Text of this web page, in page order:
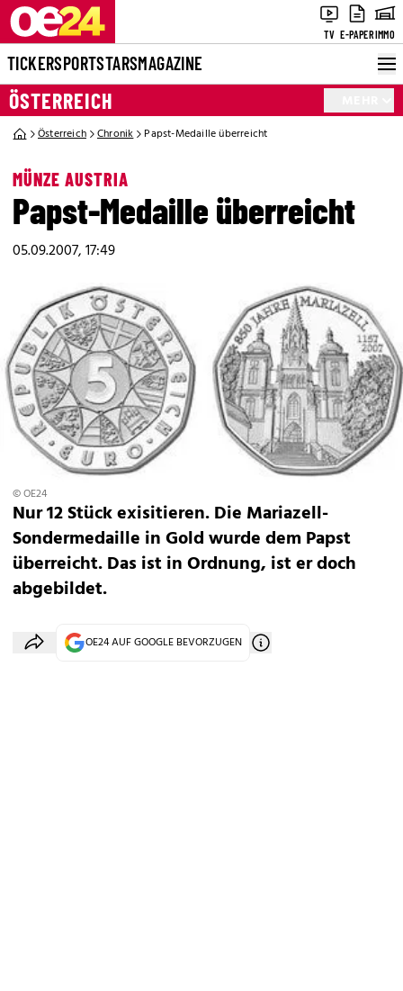
TV E-PAPERIMMO
TICKERSPORTSTARSMAGAZINE
ÖSTERREICH
Österreich Chronik Papst-Medaille überreicht
MÜNZE AUSTRIA
Papst-Medaille überreicht
05.09.2007, 17:49
© OE24
Nur 12 Stück exisitieren. Die Mariazell-
Sondermedaille in Gold wurde dem Papst
überreicht. Das ist in Ordnung, ist er doch
abgebildet.
OE24 AUF GOOGLE BEVORZUGEN